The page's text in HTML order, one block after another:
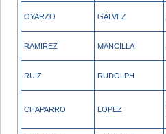
OYARZO GÁLVEZ
RAMIREZ MANCILLA
RUIZ RUDOLPH
CHAPARRO LOPEZ